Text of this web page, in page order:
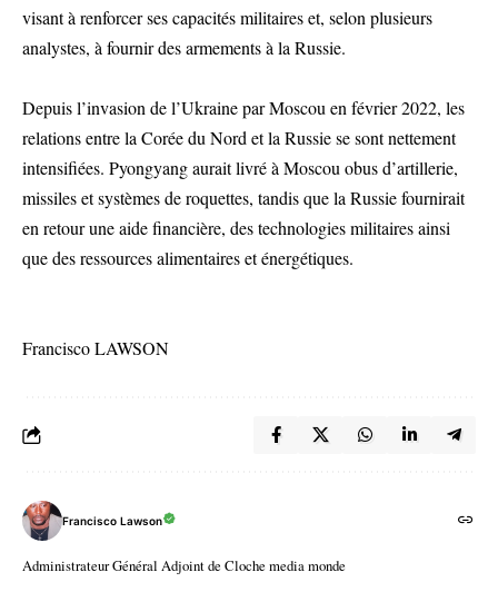
visant à renforcer ses capacités militaires et, selon plusieurs
analystes, à fournir des armements à la Russie.
Depuis l’invasion de l’Ukraine par Moscou en février 2022, les
relations entre la Corée du Nord et la Russie se sont nettement
intensifiées. Pyongyang aurait livré à Moscou obus d’artillerie,
missiles et systèmes de roquettes, tandis que la Russie fournirait
en retour une aide financière, des technologies militaires ainsi
que des ressources alimentaires et énergétiques.
Francisco LAWSON
Francisco Lawson
Administrateur Général Adjoint de Cloche media monde